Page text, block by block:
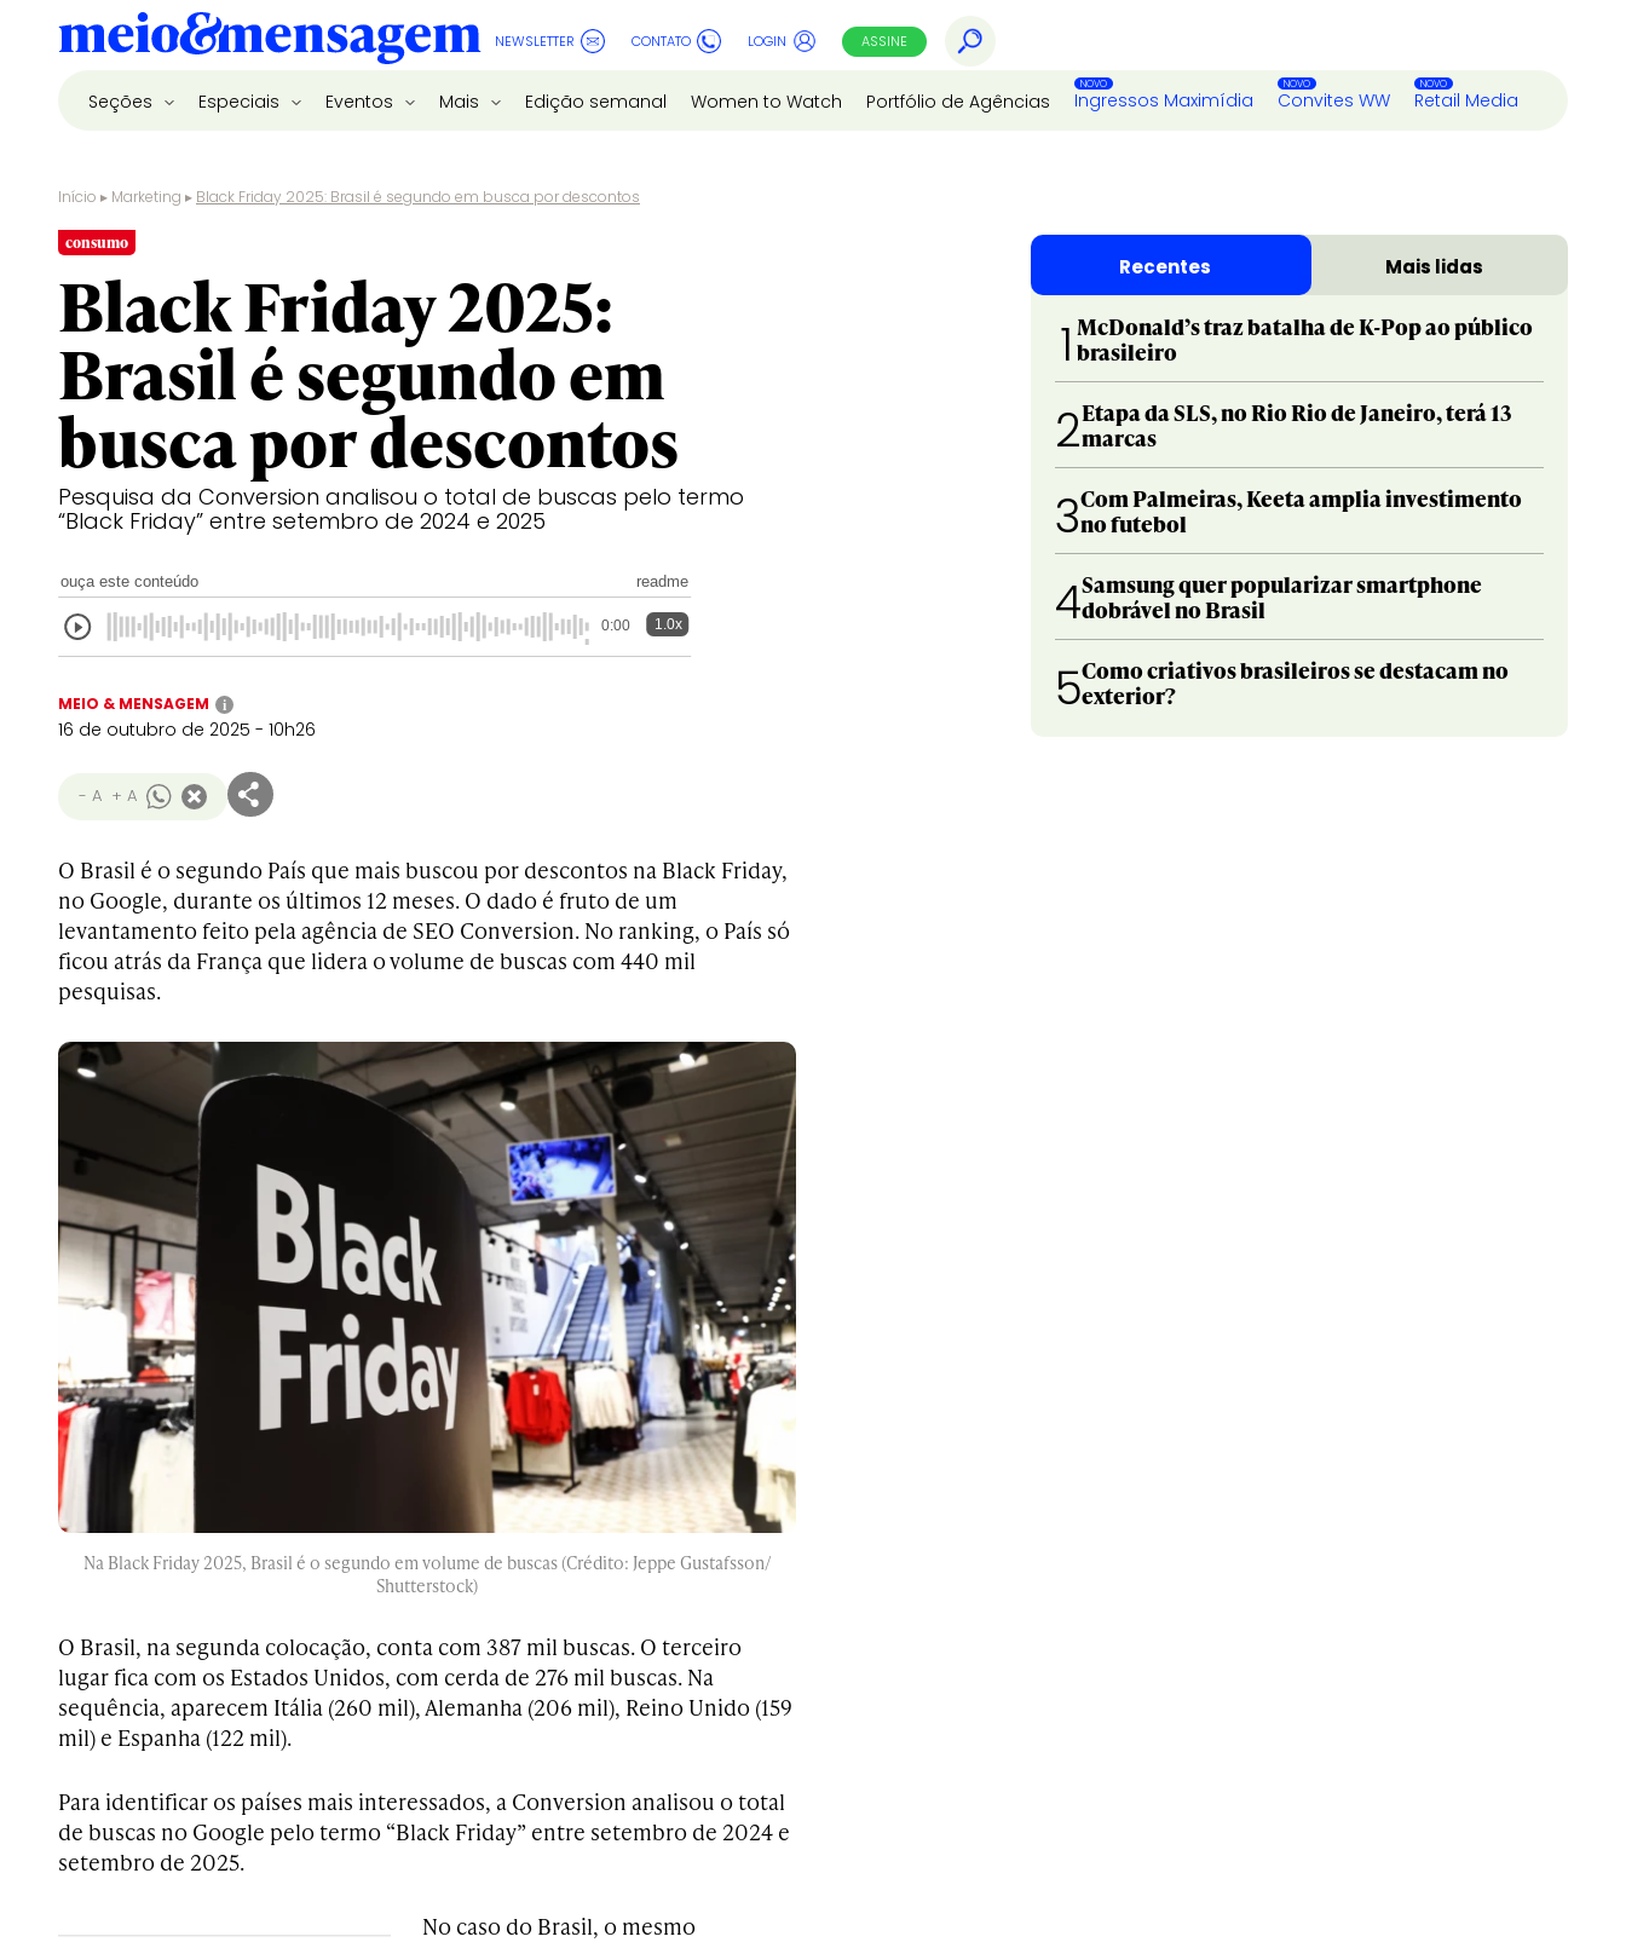
NEWSLETTER CONTATO LOGIN ASSINE
Seções Especiais Eventos Mais Edição semanal Women to Watch Portfólio de Agências Ingressos Maximídia Convites WW Retail Media
Início ▸ Marketing ▸ Black Friday 2025: Brasil é segundo em busca por descontos
consumo
Black Friday 2025:
Brasil é segundo em
busca por descontos
Pesquisa da Conversion analisou o total de buscas pelo termo
“Black Friday” entre setembro de 2024 e 2025
ouça este conteúdo readme
0:00 1.0x
MEIO & MENSAGEM i
16 de outubro de 2025 - 10h26
- A + A
O Brasil é o segundo País que mais buscou por descontos na Black Friday,
no Google, durante os últimos 12 meses. O dado é fruto de um
levantamento feito pela agência de SEO Conversion. No ranking, o País só
ficou atrás da França que lidera o volume de buscas com 440 mil
pesquisas.
Na Black Friday 2025, Brasil é o segundo em volume de buscas (Crédito: Jeppe Gustafsson/
Shutterstock)
O Brasil, na segunda colocação, conta com 387 mil buscas. O terceiro
lugar fica com os Estados Unidos, com cerda de 276 mil buscas. Na
sequência, aparecem Itália (260 mil), Alemanha (206 mil), Reino Unido (159
mil) e Espanha (122 mil).
Para identificar os países mais interessados, a Conversion analisou o total
de buscas no Google pelo termo “Black Friday” entre setembro de 2024 e
setembro de 2025.
No caso do Brasil, o mesmo
Recentes Mais lidas
1 McDonald’s traz batalha de K-Pop ao público
brasileiro
2Etapa da SLS, no Rio Rio de Janeiro, terá 13
marcas
3Com Palmeiras, Keeta amplia investimento
no futebol
4Samsung quer popularizar smartphone
dobrável no Brasil
5Como criativos brasileiros se destacam no
exterior?